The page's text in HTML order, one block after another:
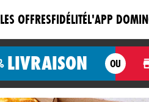
LES OFFRESFIDÉLITÉL'APP
LIVRAISON OU